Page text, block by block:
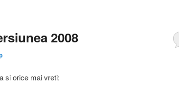
2008
si orice mai vreti: